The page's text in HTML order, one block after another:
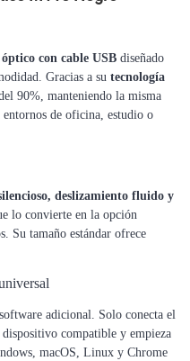
óptico con cable USB diseñado
Gracias a su tecnología
90%, manteniendo la misma
de oficina, estudio o
deslizamiento fluido y
lo convierte en la opción
Su tamaño estándar ofrece
adicional. Solo conecta el
compatible y empieza
macOS, Linux y Chrome